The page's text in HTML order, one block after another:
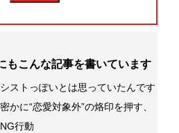
もこんな記事を書いています
シストっぽいとは思っていたんです
かに“恋愛対象外”の烙印を押す、
行動